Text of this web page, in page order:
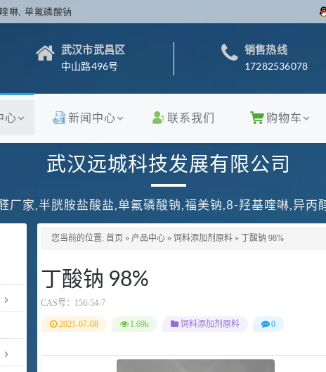
啉, 单氟磷酸钠
武汉市武昌区
中山路496号
销售热线
17282536078
心 新闻中心 联系我们 购物车
武汉远城科技发展有限公司
厂家,半胱胺盐酸盐,单氟磷酸钠,福美钠,8-羟基喹啉,异丙
您当前的位置: 首页 » 产品中心 » 饲料添加剂原料 » 丁酸钠 98%
丁酸钠 98%
CAS号： 156-54-7
2021-07-08 1.69k 饲料添加剂原料 0